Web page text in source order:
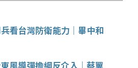
看台灣防衛能力｜畢中和
風導彈擔綱反介入｜蔡翼